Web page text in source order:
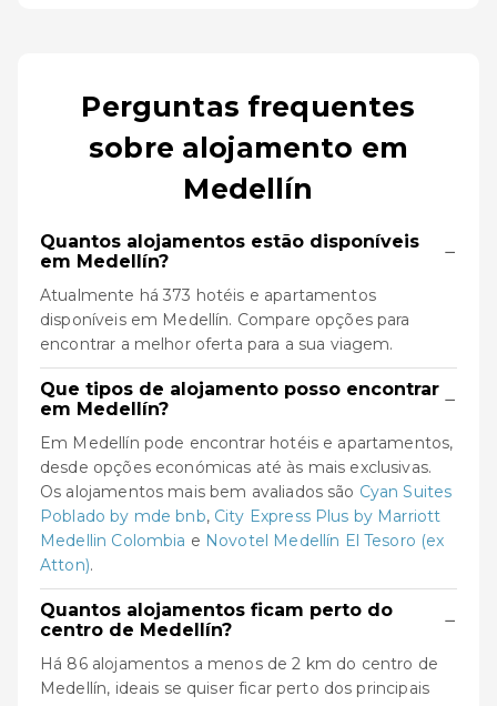
Perguntas frequentes
sobre alojamento em
Medellín
Quantos alojamentos estão disponíveis
em Medellín?
−
Atualmente há 373 hotéis e apartamentos
disponíveis em Medellín. Compare opções para
encontrar a melhor oferta para a sua viagem.
Que tipos de alojamento posso encontrar
em Medellín?
−
Em Medellín pode encontrar hotéis e apartamentos,
desde opções económicas até às mais exclusivas.
Os alojamentos mais bem avaliados são Cyan Suites
Poblado by mde bnb, City Express Plus by Marriott
Medellin Colombia e Novotel Medellín El Tesoro (ex
Atton).
Quantos alojamentos ficam perto do
centro de Medellín?
−
Há 86 alojamentos a menos de 2 km do centro de
Medellín, ideais se quiser ficar perto dos principais